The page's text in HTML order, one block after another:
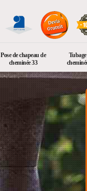
Pose de chapeau de
cheminée 33